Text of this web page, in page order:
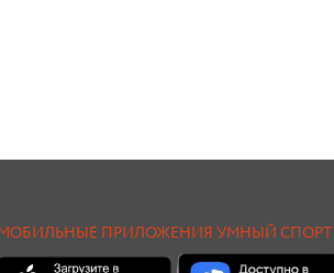
ПРИЛОЖЕНИЯ УМНЫЙ СПОРТ